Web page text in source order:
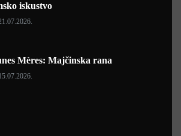
iskustvo
Mères: Majčinska rana